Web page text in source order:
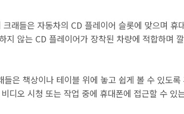
크래들은 자동차의 CD 플레이어 슬롯에 맞으며 휴
지 않는 CD 플레이어가 장착된 차량에 적합하며
들은 책상이나 테이블 위에 놓고 쉽게 볼 수 있도
디오 시청 또는 작업 중에 휴대폰에 접근할 수 있